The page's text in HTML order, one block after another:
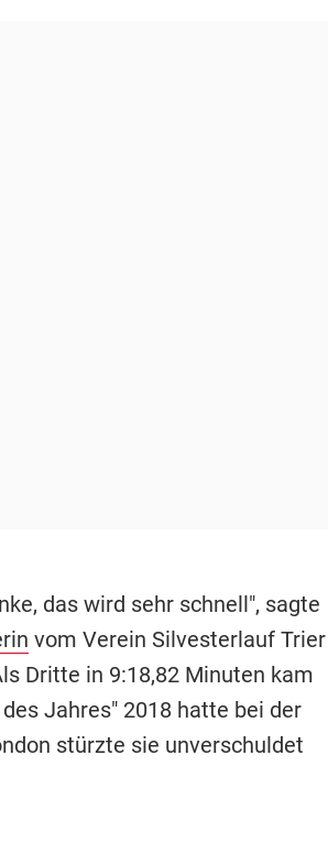
das wird sehr schnell", sagte
vom Verein Silvesterlauf Trier
Dritte in 9:18,82 Minuten kam
Jahres" 2018 hatte bei der
stürzte sie unverschuldet